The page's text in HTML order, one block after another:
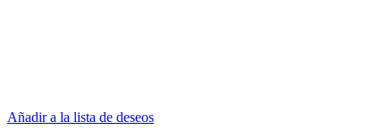
Añadir a la lista de deseos